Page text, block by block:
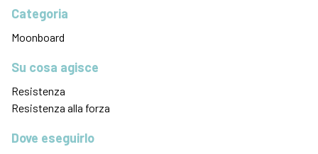
Categoria
Moonboard
Su cosa agisce
Resistenza
Resistenza alla forza
Dove eseguirlo